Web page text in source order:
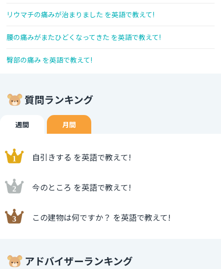
リウマチの痛みが治まりました を英語で教えて!
腰の痛みがまたひどくなってきた を英語で教えて!
臀部の痛み を英語で教えて!
質問ランキング
週間 月間
自引きする を英語で教えて!
今のところ を英語で教えて!
この建物は何ですか？ を英語で教えて!
アドバイザーランキング